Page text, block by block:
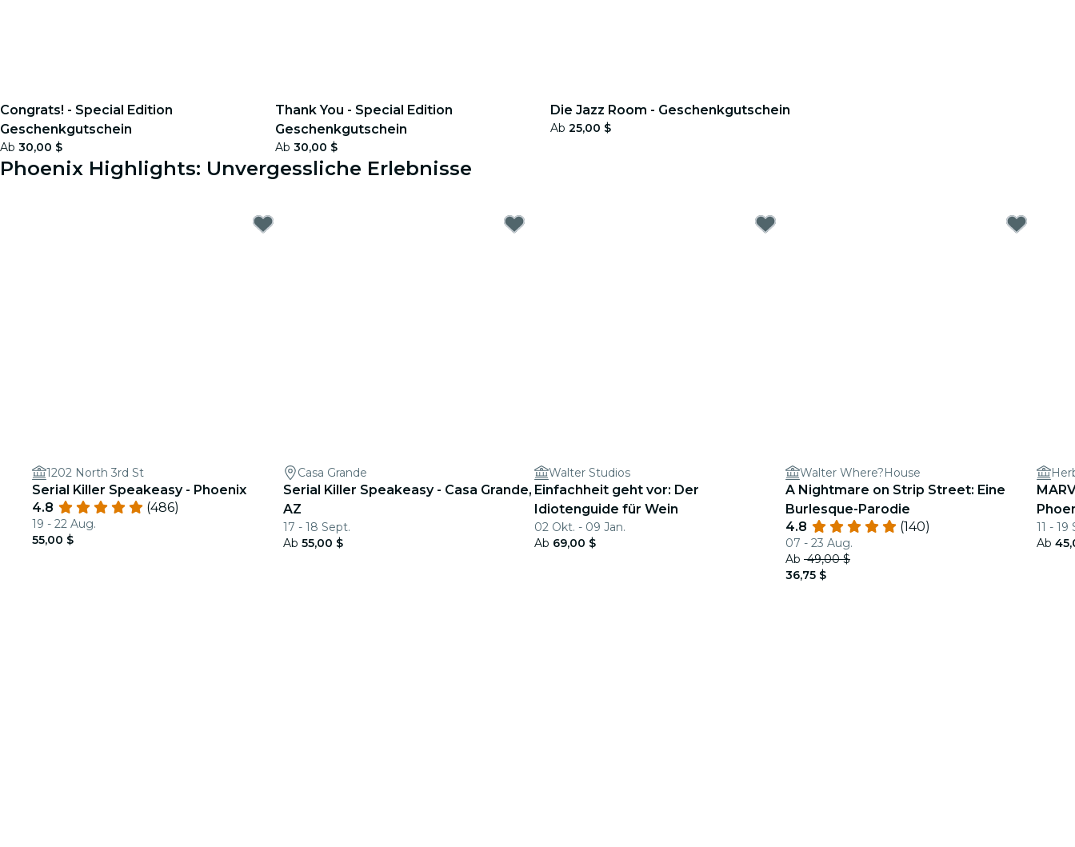
Congrats! - Special Edition
Geschenkgutschein
Ab 30,00 $
Thank You - Special Edition
Geschenkgutschein
Ab 30,00 $
Die Jazz Room - Geschenkgutschein
Ab 25,00 $
Phoenix Highlights: Unvergessliche Erlebnisse
1202 North 3rd St
Serial Killer Speakeasy - Phoenix
4.8
(486)
19 - 22 Aug.
55,00 $
Casa Grande
Serial Killer Speakeasy - Casa Grande,
AZ
17 - 18 Sept.
Ab 55,00 $
Walter Studios
Einfachheit geht vor: Der
Idiotenguide für Wein
02 Okt. - 09 Jan.
Ab 69,00 $
Walter Where?House
A Nightmare on Strip Street: Eine
Burlesque-Parodie
4.8
(140)
07 - 23 Aug.
Ab 49,00 $
36,75 $
11 - 19
Ab